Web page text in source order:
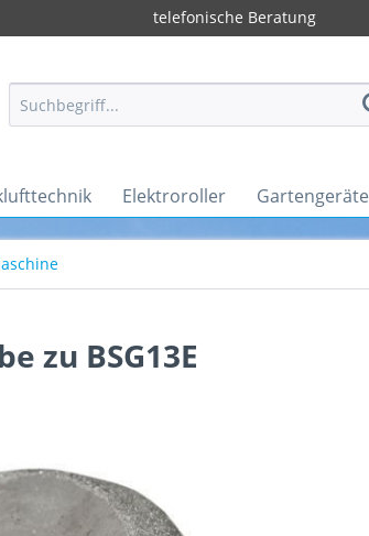
telefonische Beratung
Elektroroller Gartengeräte
zu BSG13E